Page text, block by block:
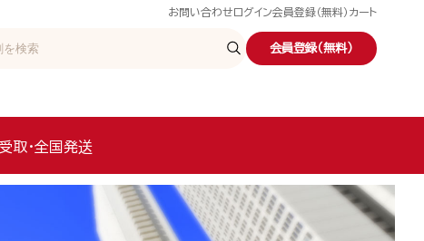
お問い合わせ ログイン会員登録（無料） カート
会員登録（無料）
取・全国発送